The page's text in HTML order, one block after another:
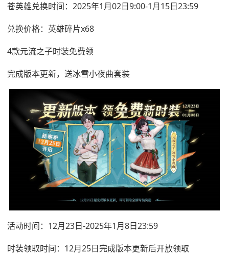
苍英雄兑换时间：2025年1月02日9:00-1月15日23:59
兑换价格：英雄碎片x68
4款元流之子时装免费领
完成版本更新，送冰雪小夜曲套装
活动时间：12月23日-2025年1月8日23:59
时装领取时间：12月25日完成版本更新后开放领取